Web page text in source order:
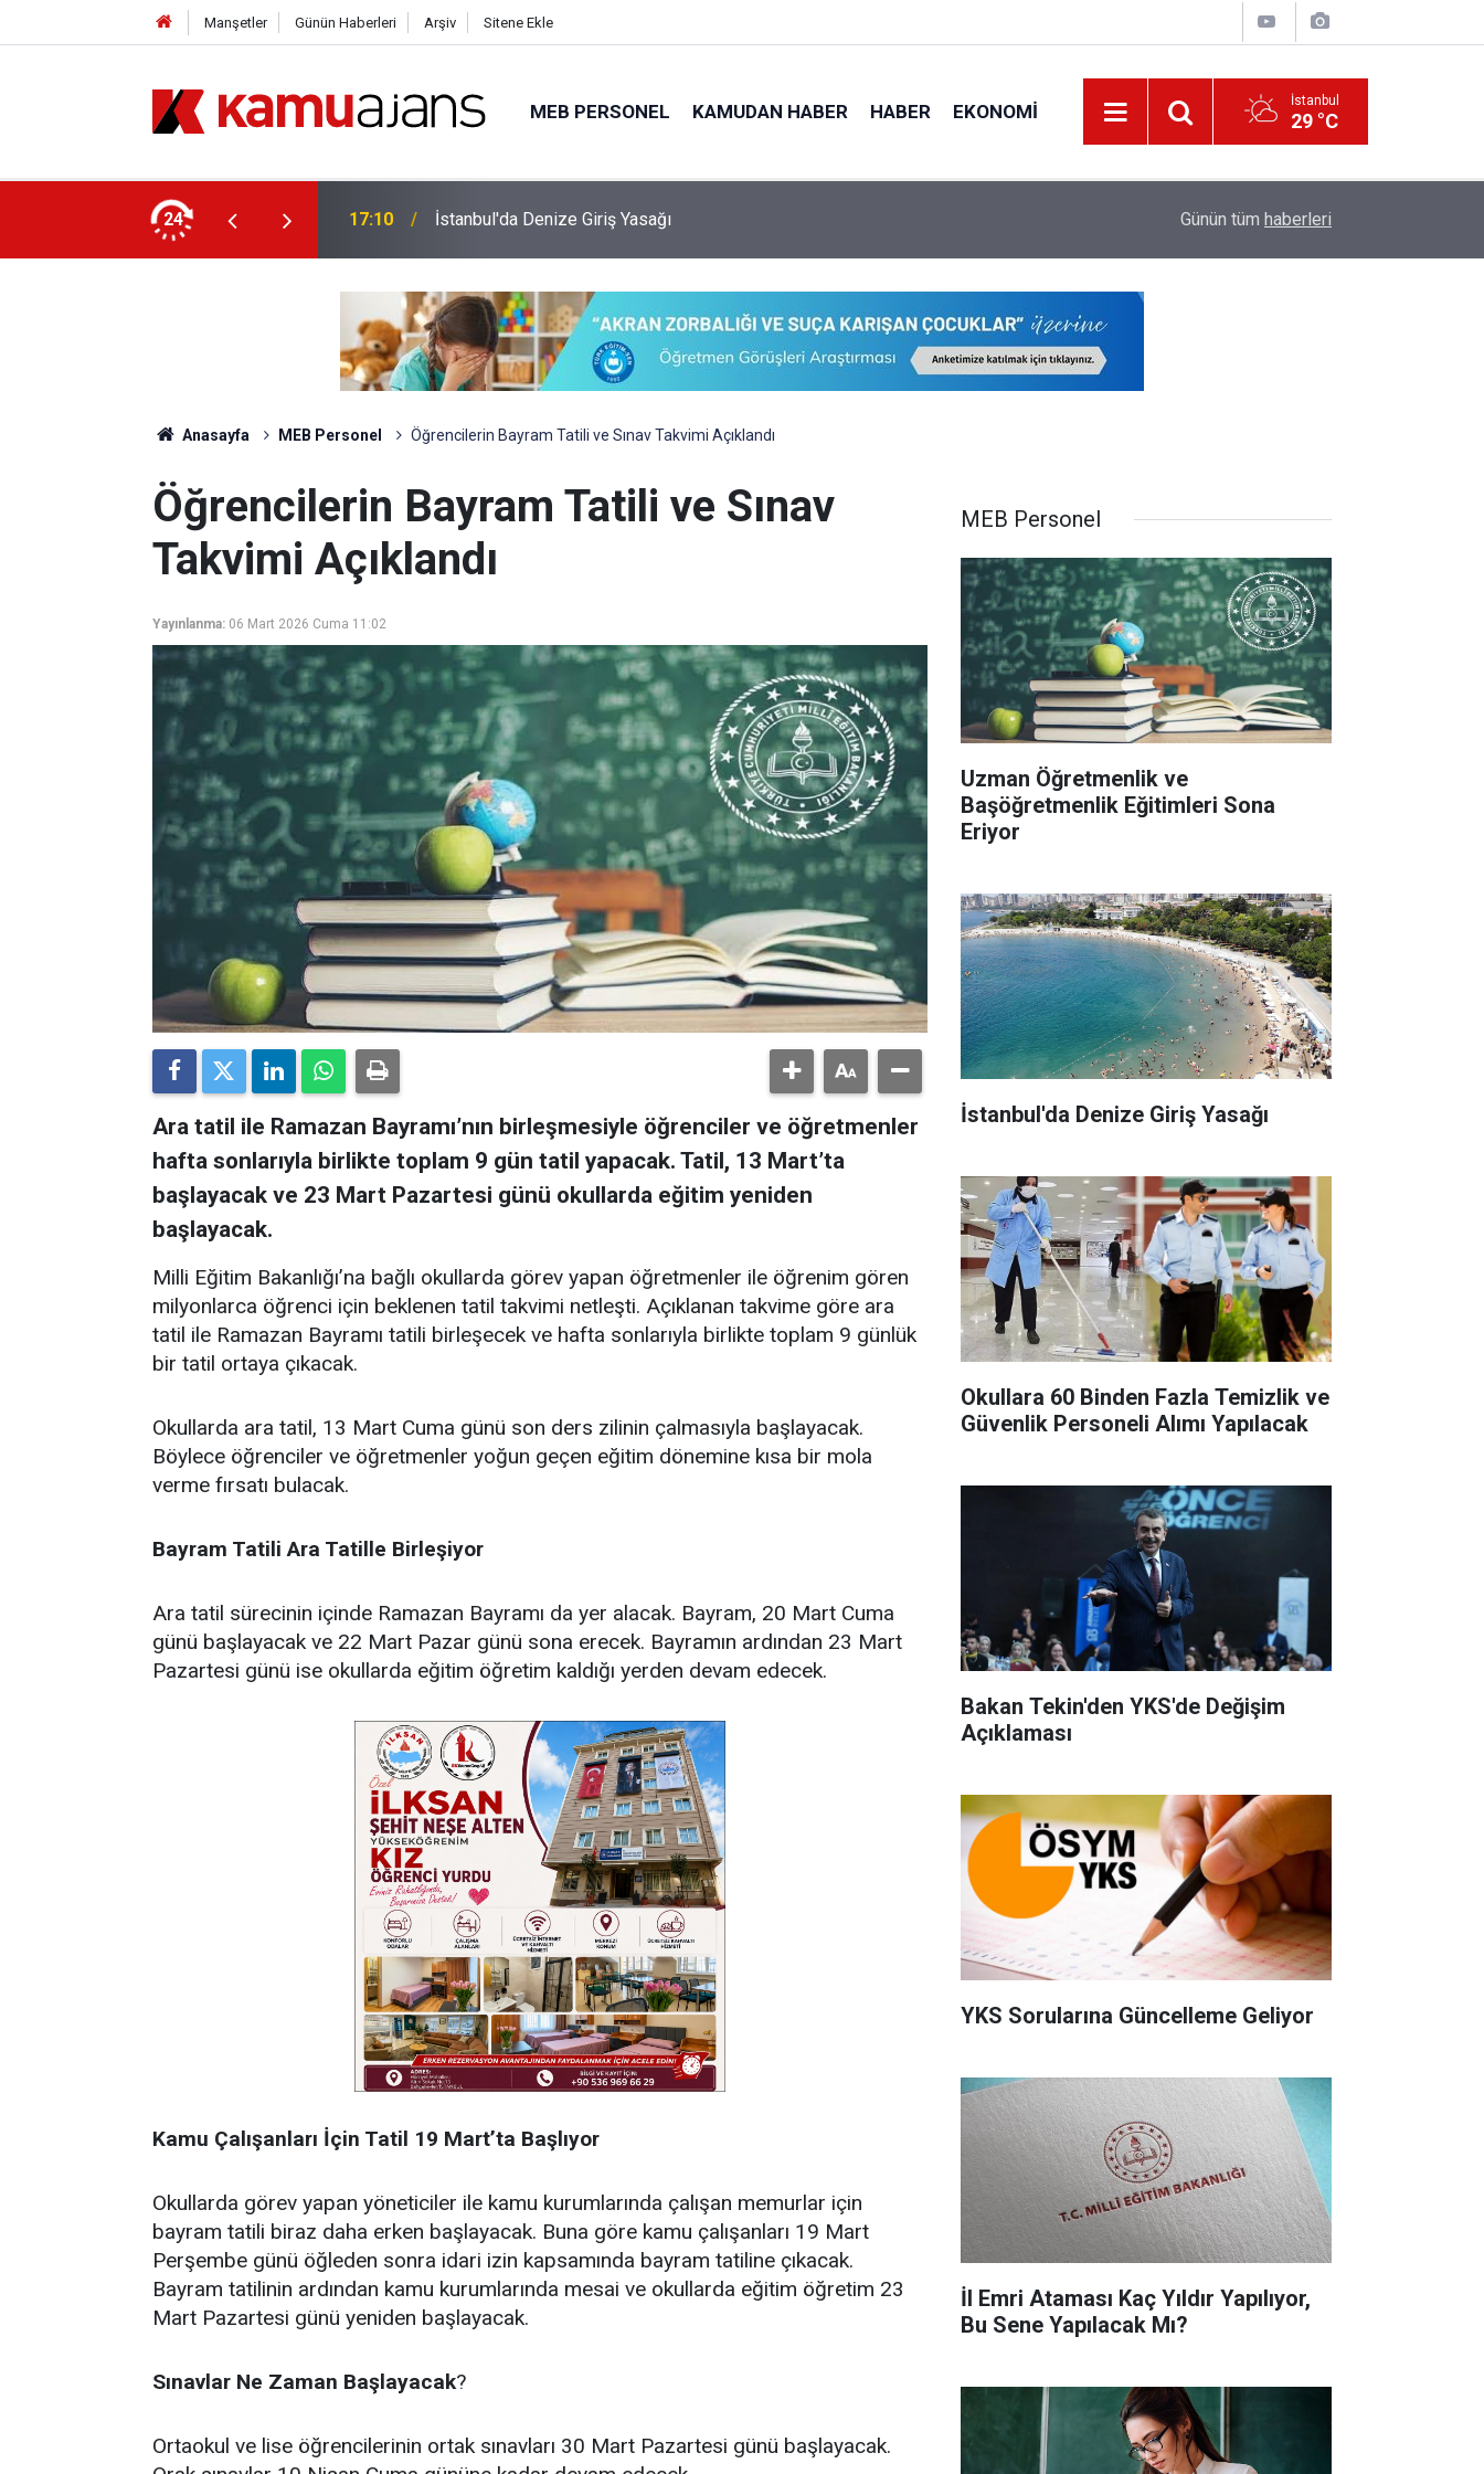
Manşetler Günün Haberleri Arşiv Sitene Ekle
MEB PERSONEL KAMUDAN HABER HABER EKONOMI İstanbul
29 °C
24
Eğitimleri Sona Eriyor 17:10 İstanbul'da Denize Giriş Yasağı 34 Yıl Sonra Çocuk İkiz Sahibi Olan Aileye
Günün tüm haberleri
Anasayfa MEB Personel Öğrencilerin Bayram Tatili ve Sınav Takvimi Açıklandı
Öğrencilerin Bayram Tatili ve Sınav
Takvimi Açıklandı
Yayınlanma: 06 Mart 2026 Cuma 11:02
Ara tatil ile Ramazan Bayramı’nın birleşmesiyle öğrenciler ve öğretmenler
hafta sonlarıyla birlikte toplam 9 gün tatil yapacak. Tatil, 13 Mart’ta
başlayacak ve 23 Mart Pazartesi günü okullarda eğitim yeniden
başlayacak.
Milli Eğitim Bakanlığı’na bağlı okullarda görev yapan öğretmenler ile öğrenim gören
milyonlarca öğrenci için beklenen tatil takvimi netleşti. Açıklanan takvime göre ara
tatil ile Ramazan Bayramı tatili birleşecek ve hafta sonlarıyla birlikte toplam 9 günlük
bir tatil ortaya çıkacak.
Okullarda ara tatil, 13 Mart Cuma günü son ders zilinin çalmasıyla başlayacak.
Böylece öğrenciler ve öğretmenler yoğun geçen eğitim dönemine kısa bir mola
verme fırsatı bulacak.
Bayram Tatili Ara Tatille Birleşiyor
Ara tatil sürecinin içinde Ramazan Bayramı da yer alacak. Bayram, 20 Mart Cuma
günü başlayacak ve 22 Mart Pazar günü sona erecek. Bayramın ardından 23 Mart
Pazartesi günü ise okullarda eğitim öğretim kaldığı yerden devam edecek.
Kamu Çalışanları İçin Tatil 19 Mart’ta Başlıyor
Okullarda görev yapan yöneticiler ile kamu kurumlarında çalışan memurlar için
bayram tatili biraz daha erken başlayacak. Buna göre kamu çalışanları 19 Mart
Perşembe günü öğleden sonra idari izin kapsamında bayram tatiline çıkacak.
Bayram tatilinin ardından kamu kurumlarında mesai ve okullarda eğitim öğretim 23
Mart Pazartesi günü yeniden başlayacak.
Sınavlar Ne Zaman Başlayacak?
Ortaokul ve lise öğrencilerinin ortak sınavları 30 Mart Pazartesi günü başlayacak.
MEB Personel
Uzman Öğretmenlik ve
Başöğretmenlik Eğitimleri Sona
Eriyor
İstanbul'da Denize Giriş Yasağı
Okullara 60 Binden Fazla Temizlik ve
Güvenlik Personeli Alımı Yapılacak
Bakan Tekin'den YKS'de Değişim
Açıklaması
YKS Sorularına Güncelleme Geliyor
İl Emri Ataması Kaç Yıldır Yapılıyor,
Bu Sene Yapılacak Mı?